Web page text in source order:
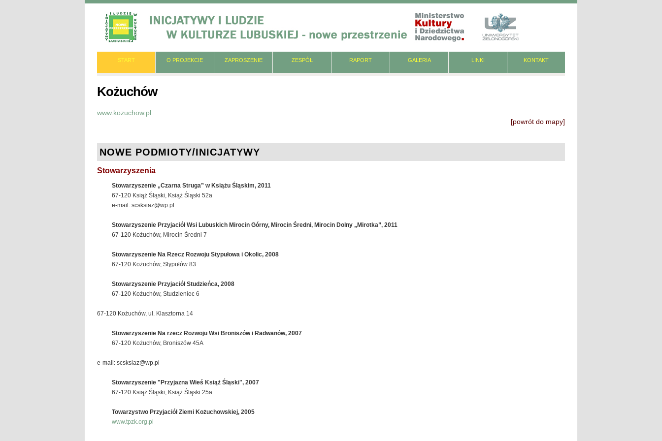
START O PROJEKCIE ZAPROSZENIE ZESPÓŁ RAPORT GALERIA LINKI KONTAKT
Kożuchów
www.kozuchow.pl
[powrót do mapy]
NOWE PODMIOTY/INICJATYWY
Stowarzyszenia
Stowarzyszenie „Czarna Struga” w Książu Śląskim, 2011
67-120 Książ Śląski, Książ Śląski 52a
e-mail: scsksiaz@wp.pl
Stowarzyszenie Przyjaciół Wsi Lubuskich Mirocin Górny, Mirocin Średni, Mirocin Dolny „Mirotka”, 2011
67-120 Kożuchów, Mirocin Średni 7
Stowarzyszenie Na Rzecz Rozwoju Stypułowa i Okolic, 2008
67-120 Kożuchów, Stypułów 83
Stowarzyszenie Przyjaciół Studzieńca, 2008
67-120 Kożuchów, Studzieniec 6
67-120 Kożuchów, ul. Klasztorna 14
Stowarzyszenie Na rzecz Rozwoju Wsi Broniszów i Radwanów, 2007
67-120 Kożuchów, Broniszów 45A
e-mail: scsksiaz@wp.pl
Stowarzyszenie "Przyjazna Wieś Książ Śląski", 2007
67-120 Książ Śląski, Książ Śląski 25a
Towarzystwo Przyjaciół Ziemi Kożuchowskiej, 2005
www.tpzk.org.pl